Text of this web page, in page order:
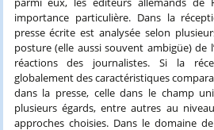
importance particulière. Dans la
presse écrite est analysée selon
posture (elle aussi souvent ambigüe) de
réactions des journalistes. Si la
globalement des caractéristiques
dans la presse, celle dans le champ
plusieurs égards, entre autres au
approches choisies. Dans le domaine